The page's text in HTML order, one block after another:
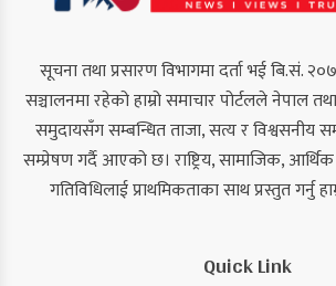
सूचना तथा प्रसारण विभागमा दर्ता भई बि.सं.
सञ्चालनमा रहेको हाम्रो समाचार पोर्टलले नेपाल
समुदायसँग सम्बन्धित ताजा, सत्य र विश्वसनीय
सम्प्रेषण गर्दै आएको छ। राष्ट्रिय, सामाजिक,
गतिविधिलाई प्राथमिकताका साथ प्रस्तुत गर्नु
Quick Link